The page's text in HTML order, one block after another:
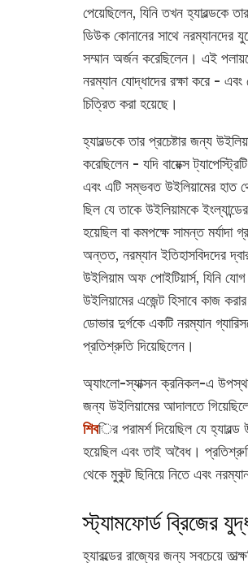
পেয়েছিলেন, যিনি তখন হ্যারল্ডকে
ডিউক কোনানের সাথে নরম্যানদের
সম্মান অর্জন করেছিলেন। এই
নরম্যান যোদ্ধাদের রক্ষা করে - এবং
চিত্রিত করা হয়েছে।
হ্যারল্ডকে তার প্রচেষ্টার জন্য
করেছিলেন - যদি বায়েক্স
এবং এটি সম্ভবত উইলিয়ামের হাত
ছিল যে তাকে উইলিয়ামকে
হয়েছিল বা কমপক্ষে সামন্ত মর্যাদা
অন্তত, নরম্যান ইতিহাসবিদদের
উইলিয়াম অফ পোইটিয়ার্স, যিনি যোগ
উইলিয়ামের এজেন্ট হিসাবে কাজ
ডোভার দুর্গকে একটি নরম্যান
প্রতিশ্রুতি দিয়েছিলেন।
অ্যাংলো-স্যাক্সন ক্রনিকল-এ
জন্য উইলিয়ামের আদালতে
শিবির পরামর্শ দিয়েছিল যে
হয়েছিল এবং তাই অবৈধ।
থেকে মুকুট ছিনিয়ে নিতে এবং
স্ট্যামফোর্ড ব্রিজের
হ্যারল্ডের রাজ্যের জন্য সবচেয়ে